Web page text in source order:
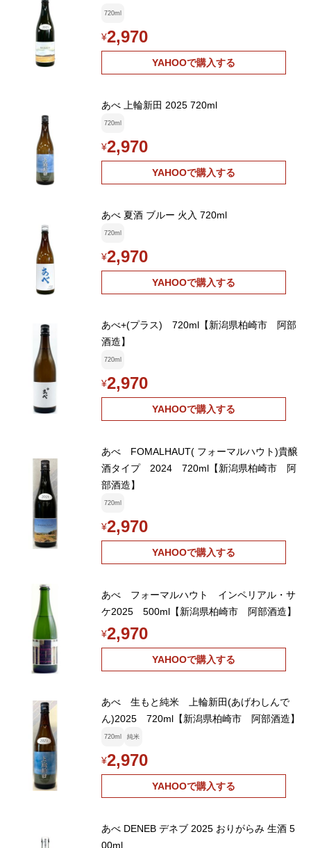
720ml
¥2,970
YAHOOで購入する
あべ 上輪新田 2025 720ml
720ml
¥2,970
YAHOOで購入する
あべ 夏酒 ブルー 火入 720ml
720ml
¥2,970
YAHOOで購入する
あべ+(プラス) 720ml【新潟県柏崎市 阿部
酒造】
720ml
¥2,970
YAHOOで購入する
あべ FOMALHAUT( フォーマルハウト)貴醸
酒タイプ 2024 720ml【新潟県柏崎市 阿
部酒造】
720ml
¥2,970
YAHOOで購入する
あべ フォーマルハウト インペリアル・サ
ケ2025 500ml【新潟県柏崎市 阿部酒造】
¥2,970
YAHOOで購入する
あべ 生もと純米 上輪新田(あげわしんで
ん)2025 720ml【新潟県柏崎市 阿部酒造】
720ml 純米
¥2,970
YAHOOで購入する
あべ DENEB デネブ 2025 おりがらみ 生酒 5
00ml